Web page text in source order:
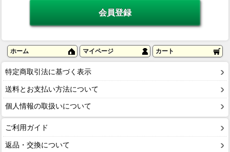
ホーム マイページ カート
特定商取引法に基づく表示
送料とお支払い方法について
個人情報の取扱いについて
ご利用ガイド
返品・交換について